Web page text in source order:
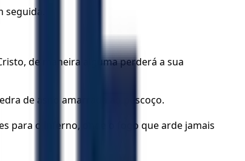
de maneira alguma perderá a sua
de asno amarrada ao pescoço.
para o inferno, onde o fogo que arde jamais